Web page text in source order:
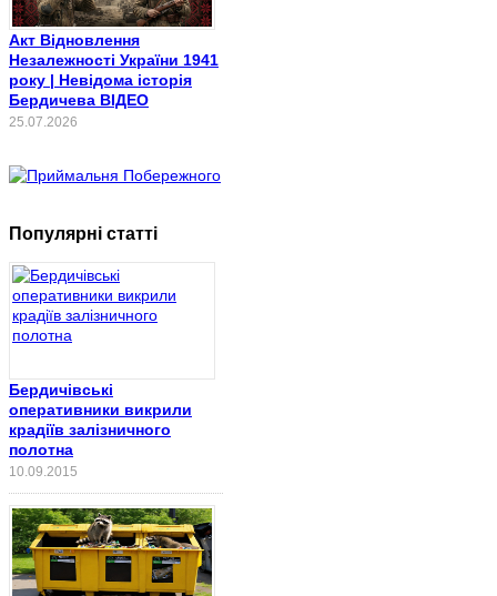
Акт Відновлення
Незалежності України 1941
року | Невідома історія
Бердичева ВІДЕО
25.07.2026
Популярні статті
Бердичівські
оперативники викрили
крадіїв залізничного
полотна
10.09.2015